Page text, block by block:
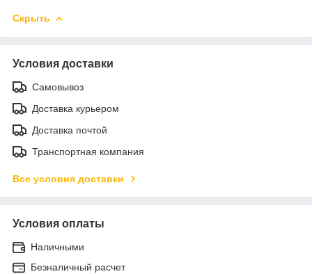
Скрыть
Условия доставки
Самовывоз
Доставка курьером
Доставка почтой
Транспортная компания
Все условия доставки
Условия оплаты
Наличными
Безналичный расчет